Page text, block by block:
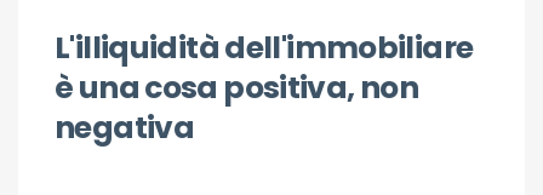
L'illiquidità dell'immobiliare
è una cosa positiva, non
negativa